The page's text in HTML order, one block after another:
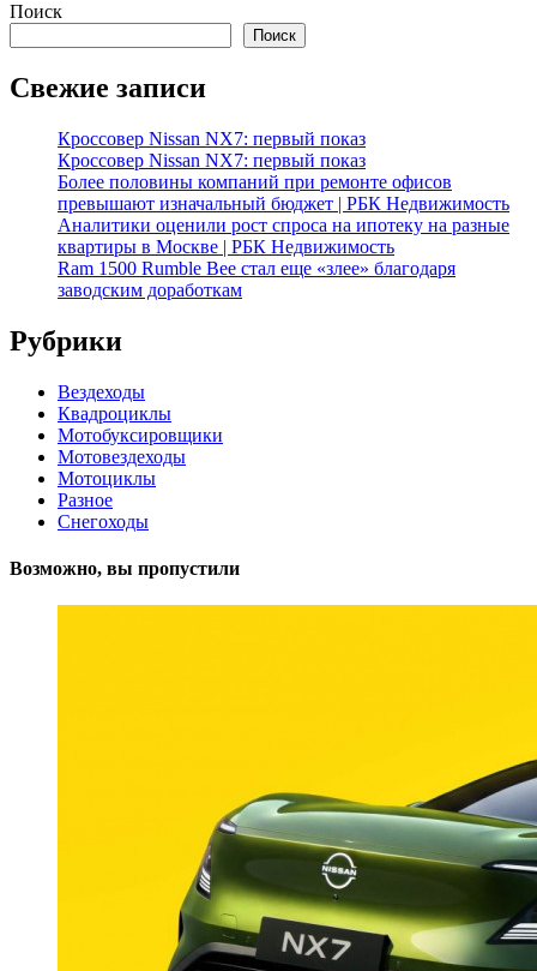
Поиск
Поиск
Свежие записи
Кроссовер Nissan NX7: первый показ
Кроссовер Nissan NX7: первый показ
Более половины компаний при ремонте офисов
превышают изначальный бюджет | РБК Недвижимость
Аналитики оценили рост спроса на ипотеку на разные
квартиры в Москве | РБК Недвижимость
Ram 1500 Rumble Bee стал еще «злее» благодаря
заводским доработкам
Рубрики
Вездеходы
Квадроциклы
Мотобуксировщики
Мотовездеходы
Мотоциклы
Разное
Снегоходы
Возможно, вы пропустили